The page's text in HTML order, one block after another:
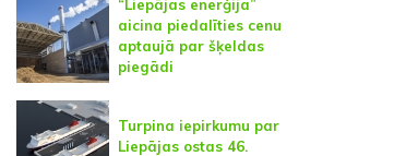
“Liepājas enerģija”
aicina piedalīties cenu
aptaujā par šķeldas
piegādi
Turpina iepirkumu par
Liepājas ostas 46.